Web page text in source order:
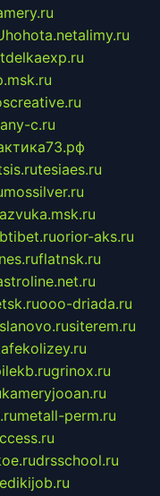
hohota.netalimy.ru
c.ru
tesiaes.ru
mossilver.ru
orior-aks.ru
flatnsk.ru
ooo-driada.ru
siterem.ru
grinox.ru
kameryjooan.ru
metall-perm.ru
drsschool.ru